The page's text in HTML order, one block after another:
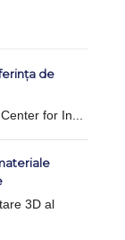
de
for In...
3D al